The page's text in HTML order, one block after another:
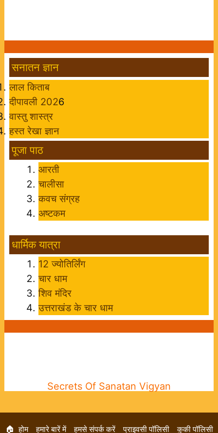
सनातन ज्ञान
लाल किताब
दीपावली 2026
वास्तु शास्त्र
हस्त रेखा ज्ञान
पूजा पाठ
आरती
चालीसा
कवच संग्रह
अष्टकम
धार्मिक यात्रा
12 ज्योतिर्लिंग
चार धाम
शिव मंदिर
उत्तराखंड के चार धाम
Secrets Of Sanatan Vigyan
🏠 होमहमारे बारें मेंहमसे संपर्क करेंप्राइवसी पॉलिसीकुकी पॉलिसी